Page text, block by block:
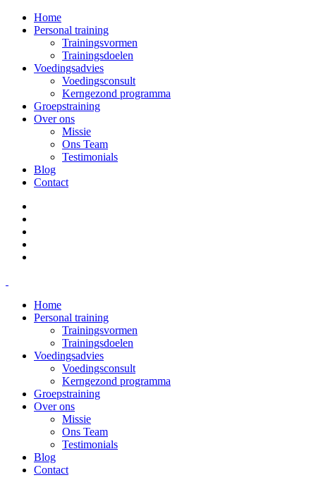
Home
Personal training
Trainingsvormen
Trainingsdoelen
Voedingsadvies
Voedingsconsult
Kerngezond programma
Groepstraining
Over ons
Missie
Ons Team
Testimonials
Blog
Contact
Home
Personal training
Trainingsvormen
Trainingsdoelen
Voedingsadvies
Voedingsconsult
Kerngezond programma
Groepstraining
Over ons
Missie
Ons Team
Testimonials
Blog
Contact